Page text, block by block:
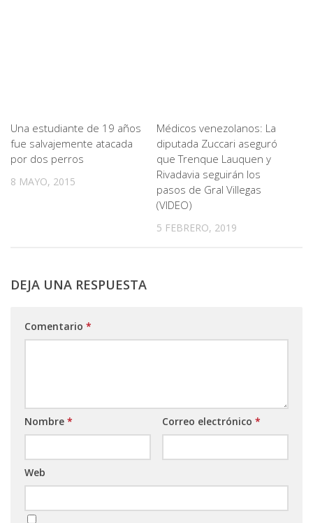
Una estudiante de 19 años
fue salvajemente atacada
por dos perros
8 MAYO, 2015
Médicos venezolanos: La
diputada Zuccari aseguró
que Trenque Lauquen y
Rivadavia seguirán los
pasos de Gral Villegas
(VIDEO)
5 FEBRERO, 2019
DEJA UNA RESPUESTA
Comentario *
Nombre * Correo electrónico *
Web